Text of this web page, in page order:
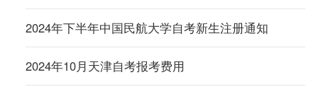
2024年下半年中国民航大学自考新生注册通知
2024年10月天津自考报考费用